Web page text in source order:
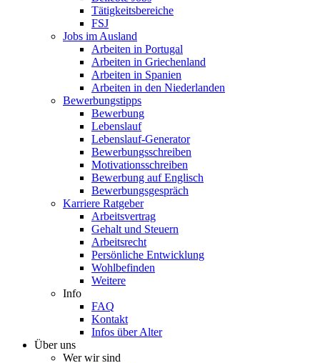
Tätigkeitsbereiche
FSJ
Jobs im Ausland
Arbeiten in Portugal
Arbeiten in Griechenland
Arbeiten in Spanien
Arbeiten in den Niederlanden
Bewerbungstipps
Bewerbung
Lebenslauf
Lebenslauf-Generator
Bewerbungsschreiben
Motivationsschreiben
Bewerbung auf Englisch
Bewerbungsgespräch
Karriere Ratgeber
Arbeitsvertrag
Gehalt und Steuern
Arbeitsrecht
Persönliche Entwicklung
Wohlbefinden
Weitere
Info
FAQ
Kontakt
Infos über Alter
Über uns
Wer wir sind